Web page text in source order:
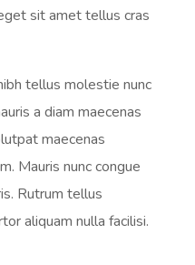
sit amet tellus cras
tellus molestie nunc
a diam maecenas
maecenas
Mauris nunc congue
Rutrum tellus
aliquam nulla facilisi.